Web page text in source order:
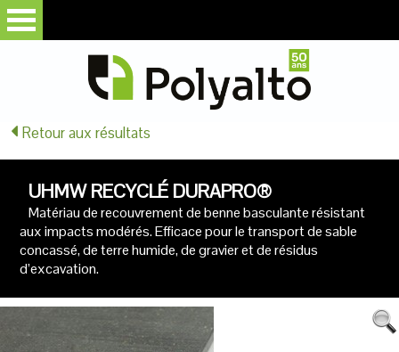
Retour aux résultats
UHMW RECYCLÉ DURAPRO®
Matériau de recouvrement de benne basculante résistant
aux impacts modérés. Efficace pour le transport de sable
concassé, de terre humide, de gravier et de résidus
d’excavation.